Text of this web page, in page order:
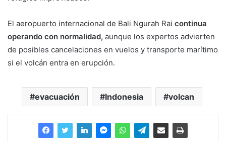
El aeropuerto internacional de Bali Ngurah Rai continua
operando con normalidad, aunque los expertos advierten
de posibles cancelaciones en vuelos y transporte marítimo
si el volcán entra en erupción.
evacuación Indonesia volcan